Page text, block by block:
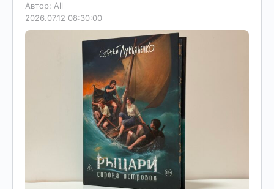
Автор: All
2026.07.12 08:30:00